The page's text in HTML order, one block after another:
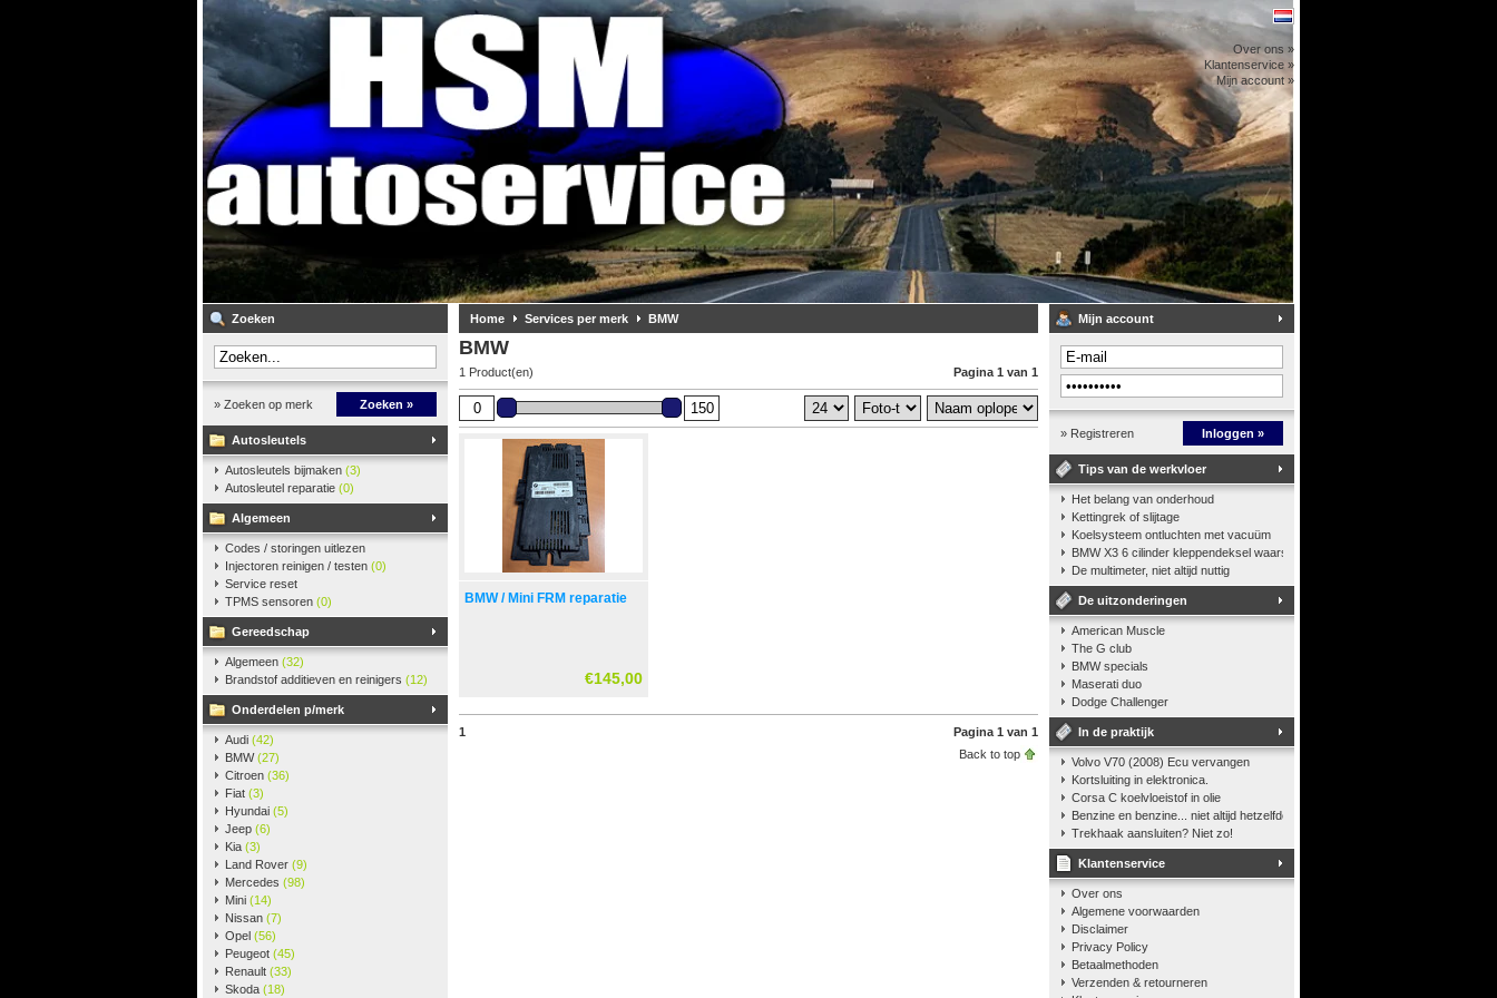
Over ons »
Klantenservice »
Mijn account »
Zoeken
» Zoeken op merk Zoeken »
Autosleutels
Autosleutels bijmaken (3)
Autosleutel reparatie (0)
Algemeen
Codes / storingen uitlezen
Injectoren reinigen / testen (0)
Service reset
TPMS sensoren (0)
Gereedschap
Algemeen (32)
Brandstof additieven en reinigers (12)
Onderdelen p/merk
Audi (42)
BMW(27)
Citroen (36)
Fiat (3)
Hyundai (5)
Jeep (6)
Kia (3)
Land Rover (9)
Mercedes (98)
Mini (14)
Nissan (7)
Opel (56)
Peugeot (45)
Renault (33)
Skoda (18)
Home Services per merk BMW
BMW
1 Product(en) Pagina 1 van 1
BMW / Mini FRM reparatie
€145,00
1
Pagina 1 van 1
Back to top
Mijn account
» Registreren Inloggen »
Tips van de werkvloer
Het belang van onderhoud
Kettingrek of slijtage
Koelsysteem ontluchten met vacuüm
BMW X3 6 cilinder kleppendeksel waarshuwing
De multimeter, niet altijd nuttig
De uitzonderingen
American Muscle
The G club
BMW specials
Maserati duo
Dodge Challenger
In de praktijk
Volvo V70 (2008) Ecu vervangen
Kortsluiting in elektronica.
Corsa C koelvloeistof in olie
Benzine en benzine... niet altijd hetzelfde
Trekhaak aansluiten? Niet zo!
Klantenservice
Over ons
Algemene voorwaarden
Disclaimer
Privacy Policy
Betaalmethoden
Verzenden & retourneren